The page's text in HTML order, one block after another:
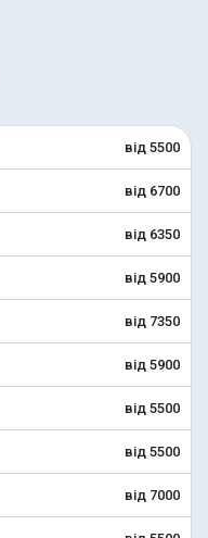
від 5500
від 6700
від 6350
від 5900
від 7350
від 5900
від 5500
від 5500
від 7000